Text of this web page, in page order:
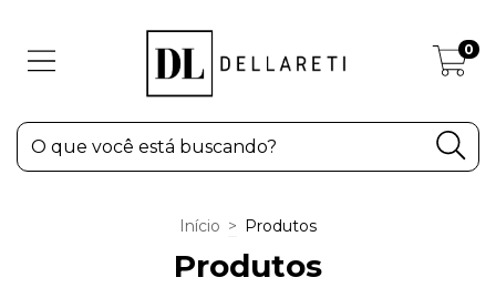
0
Início > Produtos
Produtos